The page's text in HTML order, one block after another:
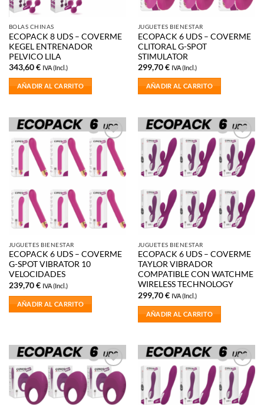
BOLAS CHINAS
ECOPACK 8 UDS – COVERME
KEGEL ENTRENADOR
PELVICO LILA
343,60€ IVA (Incl.)
AÑADIR AL CARRITO
JUGUETES BIENESTAR
ECOPACK 6 UDS – COVERME
CLITORAL G-SPOT
STIMULATOR
299,70€ IVA (Incl.)
AÑADIR AL CARRITO
Añadir
a la
lista de
deseos
JUGUETES BIENESTAR
ECOPACK 6 UDS – COVERME
G-SPOT VIBRATOR 10
VELOCIDADES
239,70€ IVA (Incl.)
AÑADIR AL CARRITO
Añadir
a la
lista de
deseos
JUGUETES BIENESTAR
ECOPACK 6 UDS – COVERME
TAYLOR VIBRADOR
COMPATIBLE CON WATCHME
WIRELESS TECHNOLOGY
299,70€ IVA (Incl.)
AÑADIR AL CARRITO
Añadir
lista de
deseos
Añadir
a la
lista de
deseos